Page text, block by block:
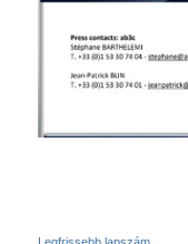
Legfrissebb lapszám